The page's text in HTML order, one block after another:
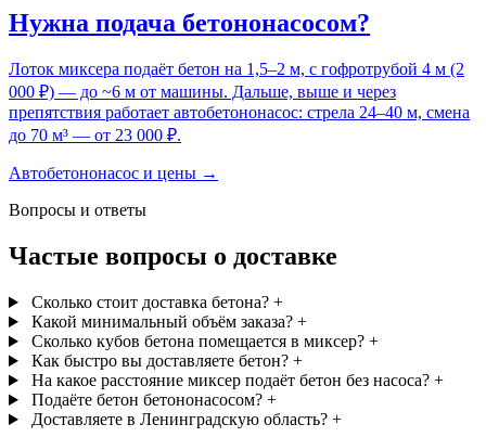
Нужна подача бетононасосом?
Лоток миксера подаёт бетон на 1,5–2 м, с гофротрубой 4 м (2
000 ₽) — до ~6 м от машины. Дальше, выше и через
препятствия работает автобетононасос: стрела 24–40 м, смена
до 70 м³ — от 23 000 ₽.
Автобетононасос и цены →
Вопросы и ответы
Частые вопросы о доставке
Сколько стоит доставка бетона? +
Какой минимальный объём заказа? +
Сколько кубов бетона помещается в миксер? +
Как быстро вы доставляете бетон? +
На какое расстояние миксер подаёт бетон без насоса? +
Подаёте бетон бетононасосом? +
Доставляете в Ленинградскую область? +